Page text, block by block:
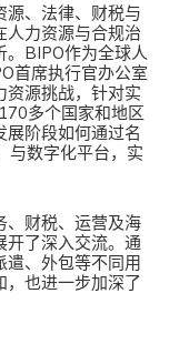
源、法律、财税与
人力资源与合规治
。BIPO作为全球人
首席执行官办公室
资源挑战，针对实
多个国家和地区
阶段如何通过名
与数字化平台，实
、财税、运营及海
开了深入交流。通
遣、外包等不同用
也进一步加深了